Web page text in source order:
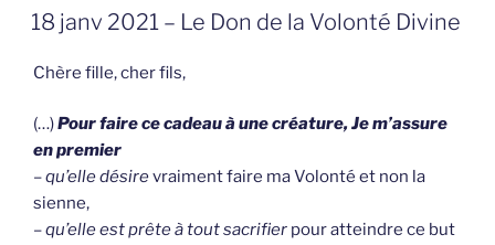
GEPLAATST
OP
18 janv 2021 – Le Don de la Volonté Divine
Chère fille, cher fils,
(…)Pour faire ce cadeau à une créature, Je m’assure
en premier
–qu’elle désirevraiment faire ma Volonté et non la
sienne,
–qu’elle est prête à tout sacrifier pour atteindre ce but